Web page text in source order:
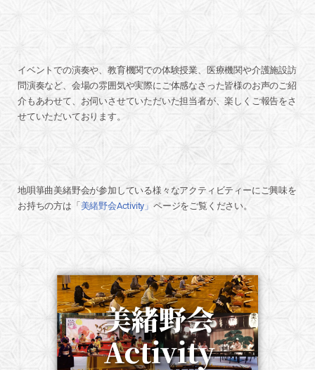
イベントでの演奏や、教育機関での体験授業、医療機関や介護施設訪
問演奏など、会場の雰囲気や実際にご体感なさった皆様のお声のご紹
介もあわせて、お伺いさせていただいた担当者が、楽しくご報告をさ
せていただいております。
地唄箏曲美緒野会が参加している様々なアクティビティーにご興味を
お持ちの方は「美緒野会Activity 」ページをご覧ください。